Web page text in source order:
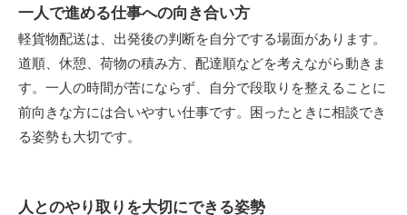
一人で進める仕事への向き合い方
軽貨物配送は、出発後の判断を自分でする場面があります。
道順、休憩、荷物の積み方、配達順などを考えながら動きま
す。一人の時間が苦にならず、自分で段取りを整えることに
前向きな方には合いやすい仕事です。困ったときに相談でき
る姿勢も大切です。
人とのやり取りを大切にできる姿勢